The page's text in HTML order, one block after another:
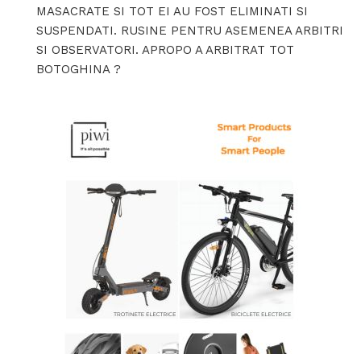
MASACRATE SI TOT EI AU FOST ELIMINATI SI
SUSPENDATI. RUSINE PENTRU ASEMENEA ARBITRI
SI OBSERVATORI. APROPO A ARBITRAT TOT
BOTOGHINA ?